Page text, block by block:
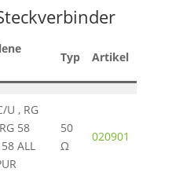
Typ Artikel
U , RG
58
ALL
50
Ω
020901